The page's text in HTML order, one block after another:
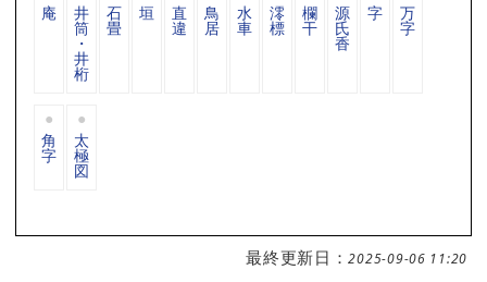
庵 井
筒
・
井
桁
石
畳
垣 直
違
鳥
居
水
車
澪
標
欄
干
源
氏
香
字 万
字
角
字
太
極
図
最終更新日：2025-09-06 11:20